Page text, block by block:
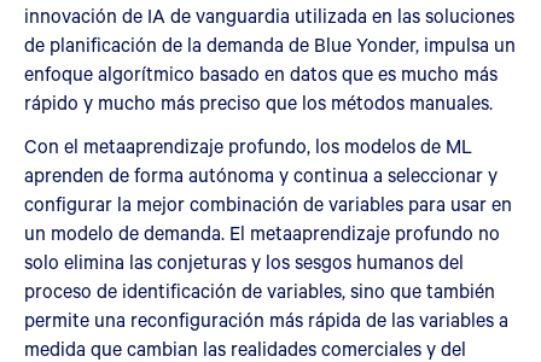
innovación de IA de vanguardia utilizada en las soluciones
de planificación de la demanda de Blue Yonder, impulsa un
enfoque algorítmico basado en datos que es mucho más
rápido y mucho más preciso que los métodos manuales.
Con el metaaprendizaje profundo, los modelos de ML
aprenden de forma autónoma y continua a seleccionar y
configurar la mejor combinación de variables para usar en
un modelo de demanda. El metaaprendizaje profundo no
solo elimina las conjeturas y los sesgos humanos del
proceso de identificación de variables, sino que también
permite una reconfiguración más rápida de las variables a
medida que cambian las realidades comerciales y del